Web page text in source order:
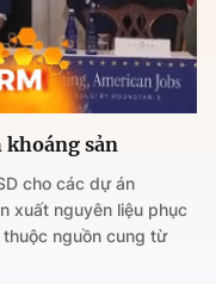
khoáng sản
cho các dự án
xuất nguyên liệu phục
nguồn cung từ